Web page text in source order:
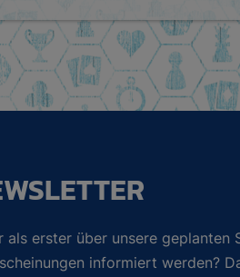
als erster über unsere geplanten
informiert werden?